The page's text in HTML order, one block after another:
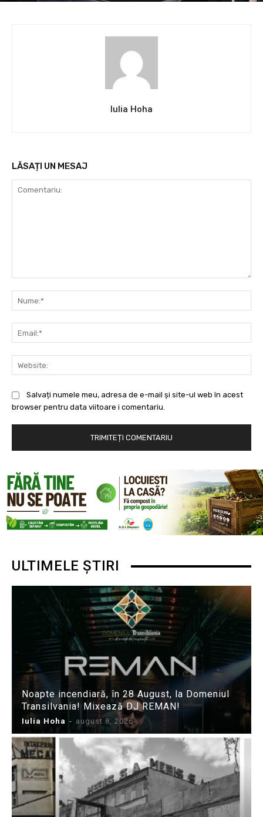
Iulia Hoha
LĂSAȚI UN MESAJ
Salvați numele meu, adresa de e-mail și site-ul web în acest
browser pentru data viitoare i comentariu.
ULTIMELE ȘTIRI
Noapte incendiară, în 28 August, la Domeniul
Transilvania! Mixează DJ REMAN!
Iulia Hoha - august 8, 2026